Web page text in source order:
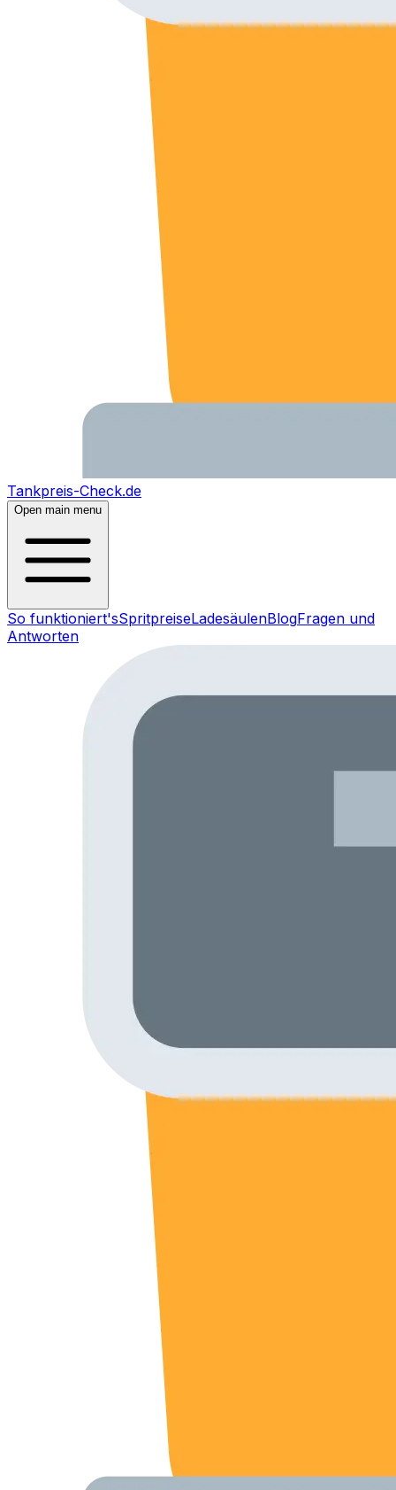
Tankpreis-Check.de
Open main menu
So funktioniert'sSpritpreiseLadesäulenBlogFragen und
Antworten